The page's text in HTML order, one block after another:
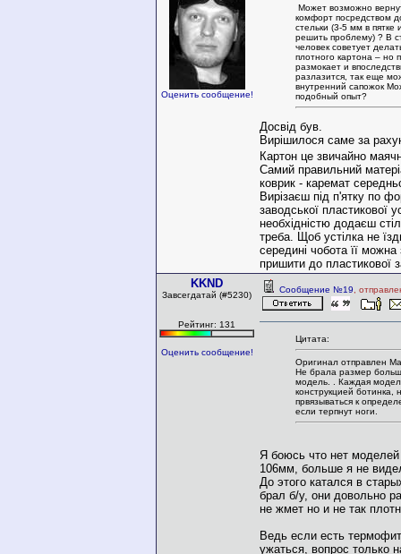
Оценить сообщение!
Может возможно
комфорт посредством
стельки (3-5 мм в
решить проблему) ? В
человек советует
плотного картона – но
размокает и
разлазится, так еще
внутренний сапожок
подобный опыт?
Досвід був.
Вирішилося саме за
Картон це звичайно
Самий правильний
коврик - каремат
Вирізаєш під п'ятку по
заводської пластикової
необхідністю додаєш
треба. Щоб устілка не
середині чобота її
пришити до пластикової
KKND
Завсегдатай (#5230)
Рейтинг: 131
Оценить сообщение!
Сообщение №19 ,
Цитата:
Оригинал отправлен
Не брала размер
модель. . Каждая
конструкцией ботинка,
првязываться к
если терпнут ноги.
Я боюсь что нет
106мм, больше я не
До этого катался в
брал б/у, они довольно
не жмет но и не так
Ведь если есть
ужаться, вопрос только